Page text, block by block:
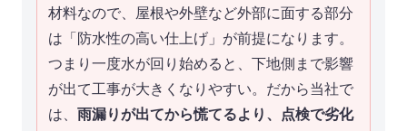
材料なので、屋根や外壁など外部に面する部分
は「防水性の高い仕上げ」が前提になります。
つまり一度水が回り始めると、下地側まで影響
が出て工事が大きくなりやすい。だから当社で
は、 雨漏りが出てから慌てるより、点検で劣化